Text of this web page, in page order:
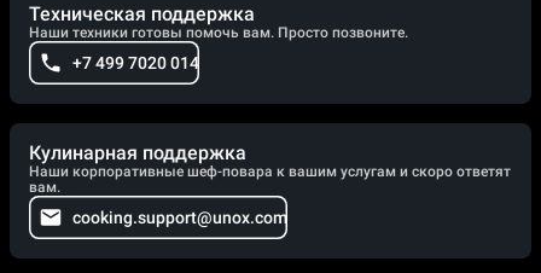
Техническая поддержка
Наши техники готовы помочь вам. Просто позвоните.
+7 499 7020 014
Кулинарная поддержка
Наши корпоративные шеф-повара к вашим услугам и скоро ответят
вам.
cooking.support@unox.com